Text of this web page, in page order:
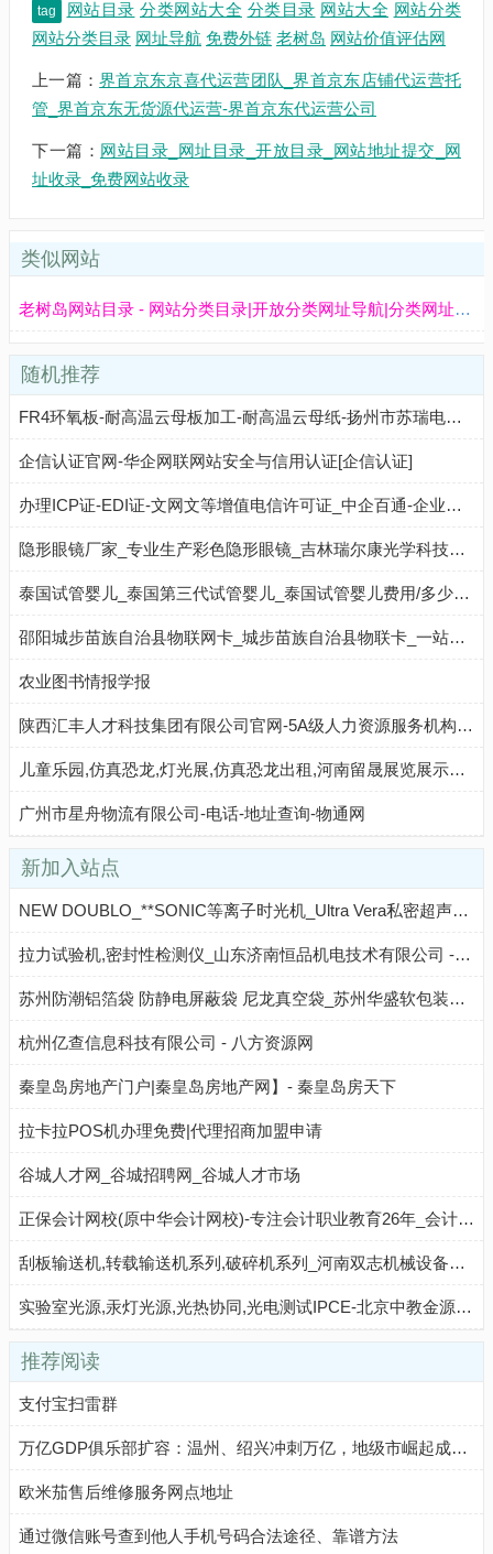
tag 网站目录 分类网站大全 分类目录 网站大全 网站分类
网站分类目录 网址导航 免费外链 老树岛 网站价值评估网
上一篇：界首京东京喜代运营团队_界首京东店铺代运营托
管_界首京东无货源代运营-界首京东代运营公司
下一篇： 网站目录_网址目录_开放目录_网站地址提交_网
址收录_免费网站收录
类似网站
老树岛网站目录 - 网站分类目录|开放分类网址导航|分类网址大全|免费网站目录|免费外链
随机推荐
FR4环氧板-耐高温云母板加工-耐高温云母纸-扬州市苏瑞电气有限公司
企信认证官网-华企网联网站安全与信用认证[企信认证]
办理ICP证-EDI证-文网文等增值电信许可证_中企百通-企业服务平台✅
隐形眼镜厂家_专业生产彩色隐形眼镜_吉林瑞尔康光学科技有限公司
泰国试管婴儿_泰国第三代试管婴儿_泰国试管婴儿费用/多少钱_孕泰来
邵阳城步苗族自治县物联网卡_城步苗族自治县物联卡_一站式物联网采购平台【物联卡商城】
农业图书情报学报
陕西汇丰人才科技集团有限公司官网-5A级人力资源服务机构-西安劳务派遣-咸阳劳务外包-灵活用工-招工-西安出国劳务-国企招聘-西安人力资源公司-西安劳务公司-汇丰人才科技官网-考务外包,咸阳人力资源公司,陕西劳务外包公司,猎头公司
儿童乐园,仿真恐龙,灯光展,仿真恐龙出租,河南留晟展览展示服务有限公司_河南留晟展览展示服务有限公司 - 八方资源网
广州市星舟物流有限公司-电话-地址查询-物通网
新加入站点
NEW DOUBLO_**SONIC等离子时光机_Ultra Vera私密超声设备_DOUBLO GOLD超声刀_海罗迪克 - 八方资源网
拉力试验机,密封性检测仪_山东济南恒品机电技术有限公司 - 八方资源网
苏州防潮铝箔袋 防静电屏蔽袋 尼龙真空袋_苏州华盛软包装有限公司 - 八方资源网
杭州亿查信息科技有限公司 - 八方资源网
秦皇岛房地产门户|秦皇岛房地产网】- 秦皇岛房天下
拉卡拉POS机办理免费|代理招商加盟申请
谷城人才网_谷城招聘网_谷城人才市场
正保会计网校(原中华会计网校)-专注会计职业教育26年_会计职称考试培训
刮板输送机,转载输送机系列,破碎机系列_河南双志机械设备有限公司 - 八方资源网
实验室光源,汞灯光源,光热协同,光电测试IPCE-北京中教金源科技有限公司
推荐阅读
支付宝扫雷群
万亿GDP俱乐部扩容：温州、绍兴冲刺万亿，地级市崛起成新引擎
欧米茄售后维修服务网点地址
通过微信账号查到他人手机号码合法途径、靠谱方法